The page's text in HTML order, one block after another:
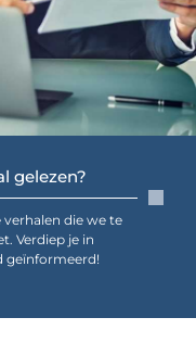
gelezen?
die we te
Verdiep je in
geïnformeerd!